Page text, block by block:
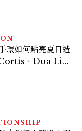
環如何點亮夏日造
Cortis、Dua Lip